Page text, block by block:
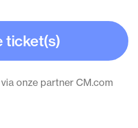
ticket(s)
onze partner CM.com